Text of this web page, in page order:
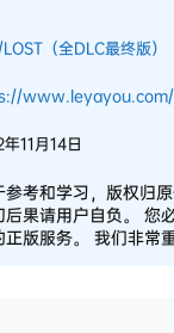
（全DLC最终版）
11月14日
参考和学习，版权归
果请用户自负。 您
版服务。 我们非常